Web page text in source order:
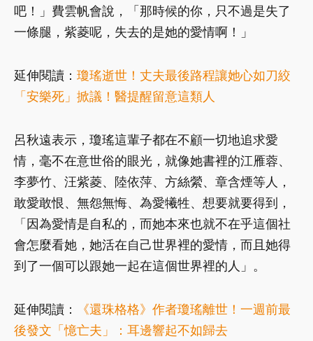
吧！」費雲帆會說，「那時候的你，只不過是失了
一條腿，紫菱呢，失去的是她的愛情啊！」
延伸閱讀： 瓊瑤逝世！丈夫最後路程讓她心如刀絞
「安樂死」掀議！醫提醒留意這類人
呂秋遠表示，瓊瑤這輩子都在不顧一切地追求愛
情，毫不在意世俗的眼光，就像她書裡的江雁蓉、
李夢竹、汪紫菱、陸依萍、方絲縈、章含煙等人，
敢愛敢恨、無怨無悔、為愛犧牲、想要就要得到，
「因為愛情是自私的，而她本來也就不在乎這個社
會怎麼看她，她活在自己世界裡的愛情，而且她得
到了一個可以跟她一起在這個世界裡的人」。
延伸閱讀：
《還珠格格》作者瓊瑤離世！一週前最
後發文「憶亡夫」：耳邊響起不如歸去